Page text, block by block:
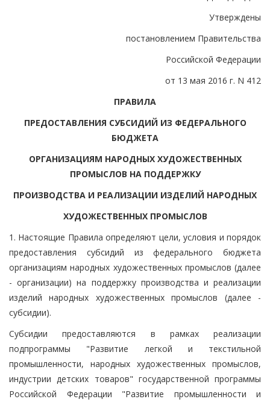
Утверждены
постановлением Правительства
Российской Федерации
от 13 мая 2016 г. N 412
ПРАВИЛА
ПРЕДОСТАВЛЕНИЯ СУБСИДИЙ ИЗ ФЕДЕРАЛЬНОГО
БЮДЖЕТА
ОРГАНИЗАЦИЯМ НАРОДНЫХ ХУДОЖЕСТВЕННЫХ
ПРОМЫСЛОВ НА ПОДДЕРЖКУ
ПРОИЗВОДСТВА И РЕАЛИЗАЦИИ ИЗДЕЛИЙ НАРОДНЫХ
ХУДОЖЕСТВЕННЫХ ПРОМЫСЛОВ
1. Настоящие Правила определяют цели, условия и порядок
предоставления субсидий из федерального бюджета
организациям народных художественных промыслов (далее
- организации) на поддержку производства и реализации
изделий народных художественных промыслов (далее -
субсидии).
Субсидии предоставляются в рамках реализации
подпрограммы "Развитие легкой и текстильной
промышленности, народных художественных промыслов,
индустрии детских товаров" государственной программы
Российской Федерации "Развитие промышленности и